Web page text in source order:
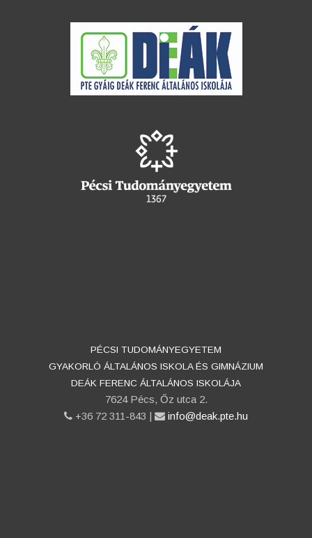
PÉCSI TUDOMÁNYEGYETEM
GYAKORLÓ ÁLTALÁNOS ISKOLA ÉS GIMNÁZIUM
DEÁK FERENC ÁLTALÁNOS ISKOLÁJA
7624 Pécs, Őz utca 2.
phone
+36 72 311-843 | email
info@deak.pte.hu